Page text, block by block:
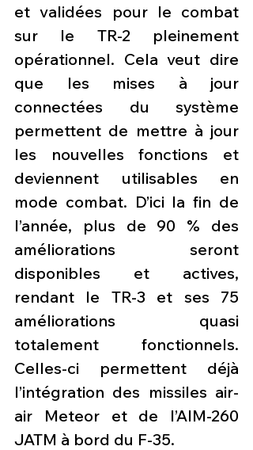
et validées pour le combat
sur le TR-2 pleinement
opérationnel. Cela veut dire
que les mises à jour
connectées du système
permettent de mettre à jour
les nouvelles fonctions et
deviennent utilisables en
mode combat. D’ici la fin de
l’année, plus de 90 % des
améliorations seront
disponibles et actives,
rendant le TR-3 et ses 75
améliorations quasi
totalement fonctionnels.
Celles-ci permettent déjà
l’intégration des missiles air-
air Meteor et de l’AIM-260
JATM à bord du F-35.